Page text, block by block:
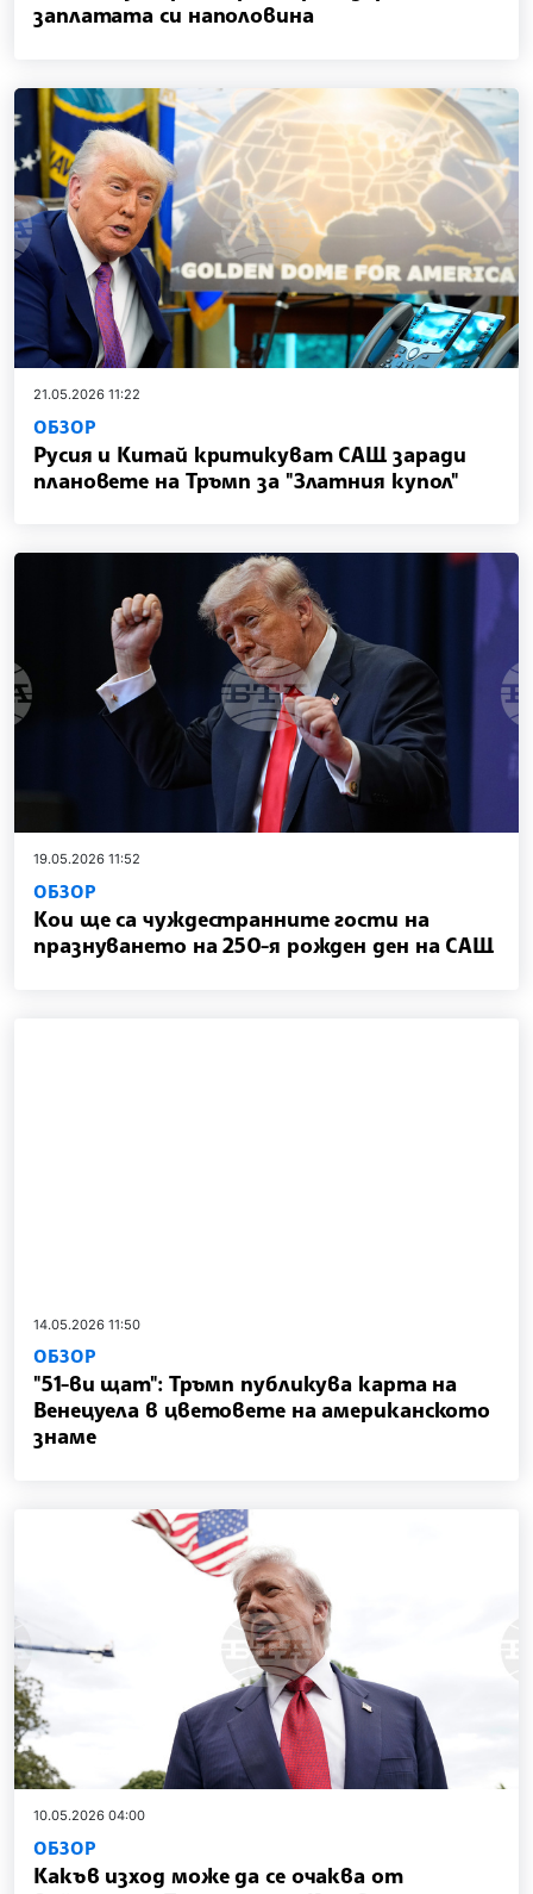
заплатата си наполовина
21.05.2026 11:22
ОБЗОР
Русия и Китай критикуват САЩ заради
плановете на Тръмп за "Златния купол"
19.05.2026 11:52
ОБЗОР
Кои ще са чуждестранните гости на
празнуването на 250-я рожден ден на САЩ
14.05.2026 11:50
ОБЗОР
"51-ви щат": Тръмп публикува карта на
Венецуела в цветовете на американското
знаме
10.05.2026 04:00
ОБЗОР
Какъв изход може да се очаква от